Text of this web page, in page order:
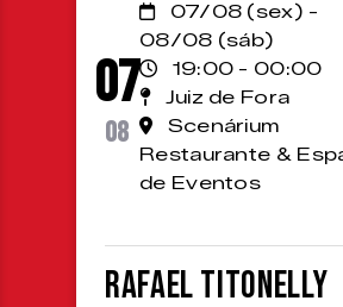
07
08
07/08 (sex) -
08/08 (sáb)
19:00 - 00:00
Juiz de Fora
Scenárium
Restaurante &
de Eventos
Rafael Titonelly